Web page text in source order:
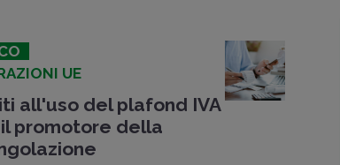
UE
all'uso del plafond IVA
promotore della